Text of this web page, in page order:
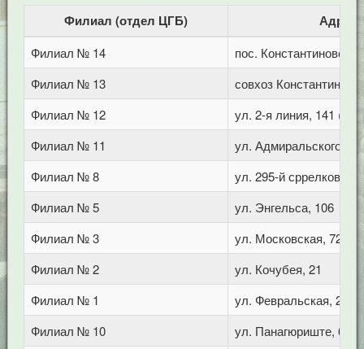
Филиал (отдел ЦГБ) Адрес
Филиал № 14
пос.
Филиал № 13
совхоз
Филиал № 12
ул. 2-я линия, 141
Филиал № 11
ул. Адмиральского, 8
Филиал № 8
ул. 295-й сррелковой
Филиал № 5
ул. Энгельса, 106
Филиал № 3
ул. Московская, 72/1
Филиал № 2
ул. Кочубея, 21
Филиал № 1
ул. Февральская, 283
Филиал № 10
ул. Панагюриште, 6